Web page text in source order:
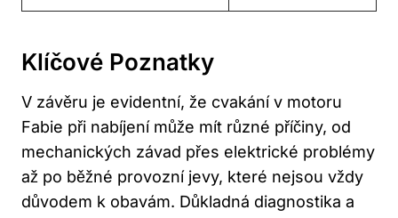
Klíčové Poznatky
V závěru⁣ je evidentní, že cvakání v motoru
Fabie při⁢ nabíjení ⁢může⁢ mít ⁢různé příčiny, od
mechanických závad přes elektrické problémy
až po běžné provozní ⁢jevy, ‍které nejsou vždy
důvodem k obavám. Důkladná diagnostika a